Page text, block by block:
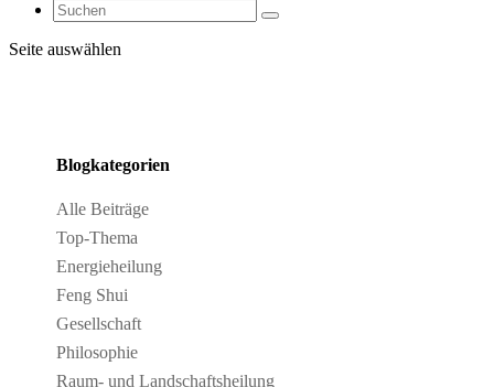
Seite auswählen
Blogkategorien
Alle Beiträge
Top-Thema
Energieheilung
Feng Shui
Gesellschaft
Philosophie
Raum- und Landschaftsheilung